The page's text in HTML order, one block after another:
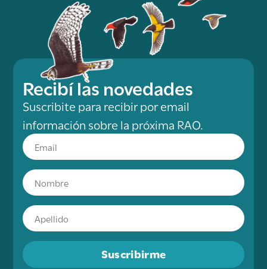
Recibí las novedades
Suscribite para recibir por email
información sobre la próxima RAO.
Suscribirme